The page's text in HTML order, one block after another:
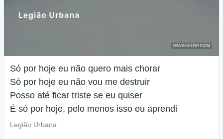
Só por hoje eu não quero mais chorar
Só por hoje eu não vou me destruir
Posso até ficar triste se eu quiser
É só por hoje, pelo menos isso eu aprendi
Legião Urbana